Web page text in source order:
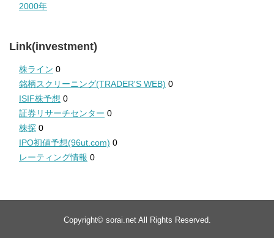
2000年
Link(investment)
株ライン 0
銘柄スクリーニング(TRADER'S WEB) 0
ISIF株予想 0
証券リサーチセンター 0
株探 0
IPO初値予想(96ut.com) 0
レーティング情報 0
Copyright© sorai.netAll Rights Reserved.